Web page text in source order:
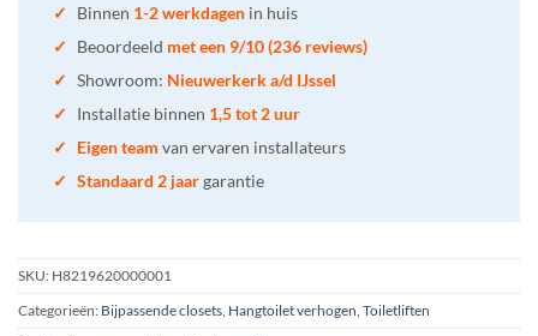
✓ Binnen 1-2 werkdagen in huis
✓
Beoordeeld met een 9/10 (236 reviews)
✓ Showroom: Nieuwerkerk a/d IJssel
✓
Installatie binnen 1,5 tot 2 uur
✓
Eigen team van ervaren installateurs
✓ Standaard 2 jaargarantie
SKU: H8219620000001
Categorieën: Bijpassende closets Hangtoilet verhogen Toiletliften